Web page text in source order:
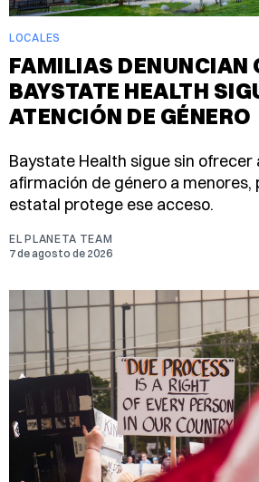
LOCALES
FAMILIAS DENUNCIAN
BAYSTATE HEALTH
ATENCIÓN DE GÉNERO
Baystate Health sigue sin ofrecer
afirmación de género a menores,
estatal protege ese acceso.
EL PLANETA TEAM
7 de agosto de 2026